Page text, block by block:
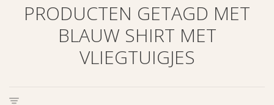
PRODUCTEN GETAGD MET
BLAUW SHIRT MET
VLIEGTUIGJES